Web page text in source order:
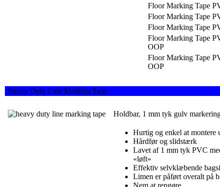
Floor Marking Tape
Floor Marking Tape
Floor Marking Tape
Floor Marking Tape
OOP
Floor Marking Tape
OOP
Heavy Duty Line Marking Tape
Holdbar, 1 mm tyk gulv
Hurtig og enkel at
Hårdfør og slidstærk
Lavet af 1 mm tyk PVC
«løft»
Effektiv selvklæbende
Limen er påført overalt på
Nem at rengøre